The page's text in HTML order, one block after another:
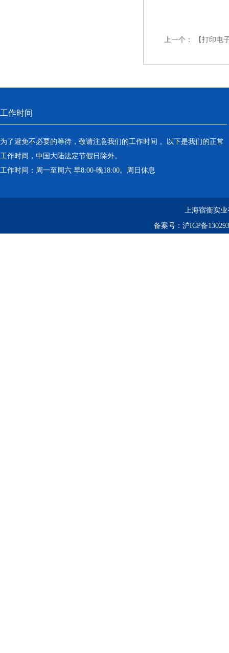
上一个： 【打印电
工作时间
为了避免不必要的等待，敬请注意我们的工作时间 。以下是我们的正常
工作时间，中国大陆法定节假日除外。
工作时间：周一至周六 早8:00-晚18:00。周日休息
上海宿衡实
备案号： 沪ICP备